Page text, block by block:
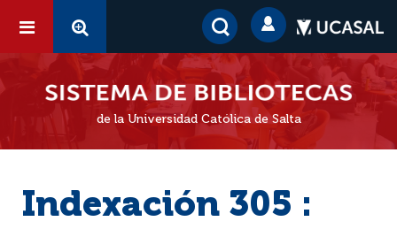
de la Universidad Católica de Salta
Indexación 305 :